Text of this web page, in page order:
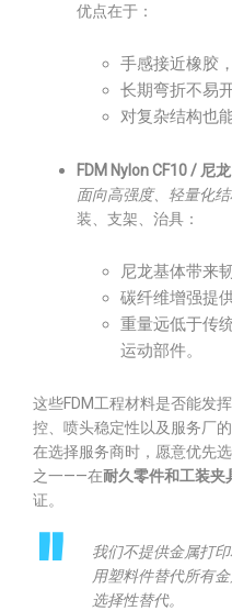
优点在于：
手感接近橡胶
长期弯折不易
对复杂结构也
FDM Nylon CF10 / 尼
面向高强度、轻量化
装、支架、治具：
尼龙基体带来
碳纤维增强提
重量远低于传
运动部件。
这些FDM工程材料是否能发
控、喷头稳定性以及服务厂
在选择服务商时，愿意优先
之一——在耐久零件和工装夹
证。
我们不提供金属打
用塑料件替代所有
选择性替代。